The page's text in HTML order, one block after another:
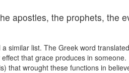
apostles, the prophets, the
similar list. The Greek word
that grace produces in
that wrought these functions in